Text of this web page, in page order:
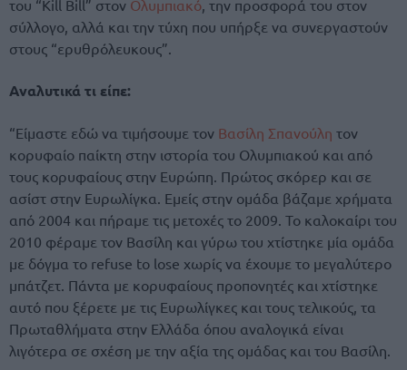
του “Kill Bill” στον Ολυμπιακό , την προσφορά του στον
σύλλογο, αλλά και την τύχη που υπήρξε να συνεργαστούν
στους “ερυθρόλευκους”.
Αναλυτικά τι είπε:
“Είμαστε εδώ να τιμήσουμε τον Βασίλη Σπανούλη τον
κορυφαίο παίκτη στην ιστορία του Ολυμπιακού και από
τους κορυφαίους στην Ευρώπη. Πρώτος σκόρερ και σε
ασίστ στην Ευρωλίγκα. Εμείς στην ομάδα βάζαμε χρήματα
από 2004 και πήραμε τις μετοχές το 2009. Το καλοκαίρι του
2010 φέραμε τον Βασίλη και γύρω του χτίστηκε μία ομάδα
με δόγμα το refuse to lose χωρίς να έχουμε το μεγαλύτερο
μπάτζετ. Πάντα με κορυφαίους προπονητές και χτίστηκε
αυτό που ξέρετε με τις Ευρωλίγκες και τους τελικούς, τα
Πρωταθλήματα στην Ελλάδα όπου αναλογικά είναι
λιγότερα σε σχέση με την αξία της ομάδας και του Βασίλη.